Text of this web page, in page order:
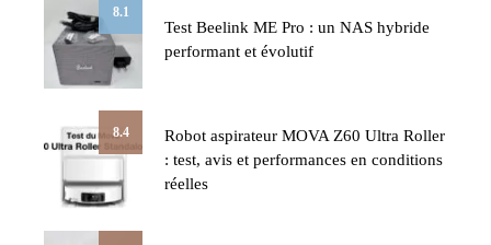
8.1
Test Beelink ME Pro : un NAS hybride
performant et évolutif
8.4
Robot aspirateur MOVA Z60 Ultra Roller
: test, avis et performances en conditions
réelles